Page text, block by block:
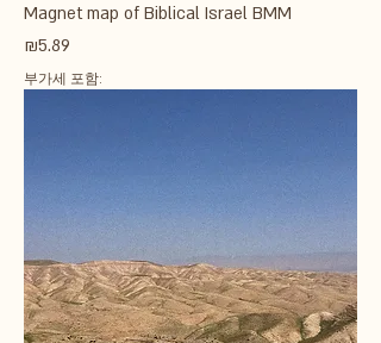
Magnet map of Biblical Israel BMM
가격
₪5.89
부가세 포함: